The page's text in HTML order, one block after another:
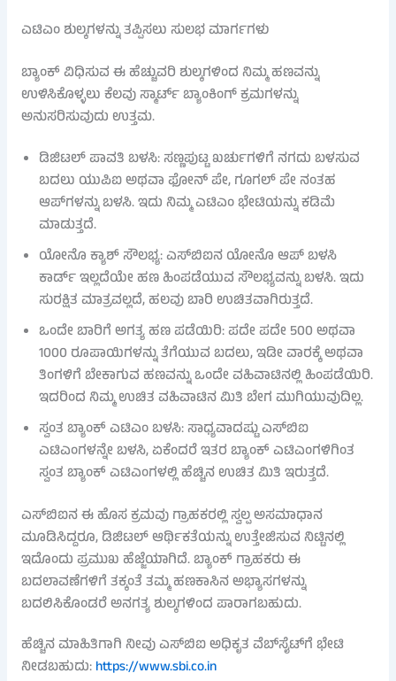
ಎಟಿಎಂ ಶುಲ್ಕಗಳನ್ನು ತಪ್ಪಿಸಲು ಸುಲಭ ಮಾರ್ಗಗಳು
ಬ್ಯಾಂಕ್ ವಿಧಿಸುವ ಈ ಹೆಚ್ಚುವರಿ ಶುಲ್ಕಗಳಿಂದ ನಿಮ್ಮ ಹಣವನ್ನು
ಉಳಿಸಿಕೊಳ್ಳಲು ಕೆಲವು ಸ್ಮಾರ್ಟ್ ಬ್ಯಾಂಕಿಂಗ್ ಕ್ರಮಗಳನ್ನು
ಅನುಸರಿಸುವುದು ಉತ್ತಮ.
ಡಿಜಿಟಲ್ ಪಾವತಿ ಬಳಸಿ: ಸಣ್ಣಪುಟ್ಟ ಖರ್ಚುಗಳಿಗೆ ನಗದು ಬಳಸುವ
ಬದಲು ಯುಪಿಐ ಅಥವಾ ಫೋನ್ ಪೇ, ಗೂಗಲ್ ಪೇ ನಂತಹ
ಆಪ್‌ಗಳನ್ನು ಬಳಸಿ. ಇದು ನಿಮ್ಮ ಎಟಿಎಂ ಭೇಟಿಯನ್ನು ಕಡಿಮೆ
ಮಾಡುತ್ತದೆ.
ಯೋನೊ ಕ್ಯಾಶ್ ಸೌಲಭ್ಯ: ಎಸ್‌ಬಿಐನ ಯೋನೊ ಆಪ್ ಬಳಸಿ
ಕಾರ್ಡ್ ಇಲ್ಲದೆಯೇ ಹಣ ಹಿಂಪಡೆಯುವ ಸೌಲಭ್ಯವನ್ನು ಬಳಸಿ. ಇದು
ಸುರಕ್ಷಿತ ಮಾತ್ರವಲ್ಲದೆ, ಹಲವು ಬಾರಿ ಉಚಿತವಾಗಿರುತ್ತದೆ.
ಒಂದೇ ಬಾರಿಗೆ ಅಗತ್ಯ ಹಣ ಪಡೆಯಿರಿ: ಪದೇ ಪದೇ 500 ಅಥವಾ
1000 ರೂಪಾಯಿಗಳನ್ನು ತೆಗೆಯುವ ಬದಲು, ಇಡೀ ವಾರಕ್ಕೆ ಅಥವಾ
ತಿಂಗಳಿಗೆ ಬೇಕಾಗುವ ಹಣವನ್ನು ಒಂದೇ ವಹಿವಾಟಿನಲ್ಲಿ ಹಿಂಪಡೆಯಿರಿ.
ಇದರಿಂದ ನಿಮ್ಮ ಉಚಿತ ವಹಿವಾಟಿನ ಮಿತಿ ಬೇಗ ಮುಗಿಯುವುದಿಲ್ಲ.
ಸ್ವಂತ ಬ್ಯಾಂಕ್ ಎಟಿಎಂ ಬಳಸಿ: ಸಾಧ್ಯವಾದಷ್ಟು ಎಸ್‌ಬಿಐ
ಎಟಿಎಂಗಳನ್ನೇ ಬಳಸಿ, ಏಕೆಂದರೆ ಇತರ ಬ್ಯಾಂಕ್ ಎಟಿಎಂಗಳಿಗಿಂತ
ಸ್ವಂತ ಬ್ಯಾಂಕ್ ಎಟಿಎಂಗಳಲ್ಲಿ ಹೆಚ್ಚಿನ ಉಚಿತ ಮಿತಿ ಇರುತ್ತದೆ.
ಎಸ್‌ಬಿಐನ ಈ ಹೊಸ ಕ್ರಮವು ಗ್ರಾಹಕರಲ್ಲಿ ಸ್ವಲ್ಪ ಅಸಮಾಧಾನ
ಮೂಡಿಸಿದ್ದರೂ, ಡಿಜಿಟಲ್ ಆರ್ಥಿಕತೆಯನ್ನು ಉತ್ತೇಜಿಸುವ ನಿಟ್ಟಿನಲ್ಲಿ
ಇದೊಂದು ಪ್ರಮುಖ ಹೆಜ್ಜೆಯಾಗಿದೆ. ಬ್ಯಾಂಕ್ ಗ್ರಾಹಕರು ಈ
ಬದಲಾವಣೆಗಳಿಗೆ ತಕ್ಕಂತೆ ತಮ್ಮ ಹಣಕಾಸಿನ ಅಭ್ಯಾಸಗಳನ್ನು
ಬದಲಿಸಿಕೊಂಡರೆ ಅನಗತ್ಯ ಶುಲ್ಕಗಳಿಂದ ಪಾರಾಗಬಹುದು.
ಹೆಚ್ಚಿನ ಮಾಹಿತಿಗಾಗಿ ನೀವು ಎಸ್‌ಬಿಐ ಅಧಿಕೃತ ವೆಬ್‌ಸೈಟ್‌ಗೆ ಭೇಟಿ
ನೀಡಬಹುದು:https://www.sbi.co.in